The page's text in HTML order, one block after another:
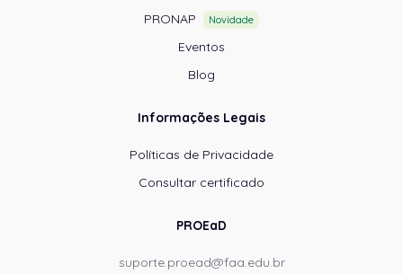
PRONAP Novidade
Eventos
Blog
Informações Legais
Políticas de Privacidade
Consultar certificado
PROEaD
suporte.proead@faa.edu.br